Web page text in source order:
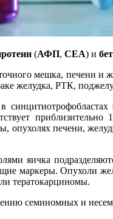
(АФП, СЕА) и
мешка, печени и
желудка, РТК,
в
опухолях печени,
яичка
маркеры. Опухоли
тератокарциномы.
семиномных и